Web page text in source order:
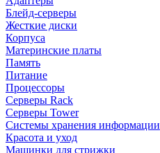
Блейд-серверы
Жесткие диски
Корпуса
Материнские платы
Память
Питание
Процессоры
Серверы Rack
Серверы Tower
Системы хранения информации
Красота и уход
Машинки для стрижки